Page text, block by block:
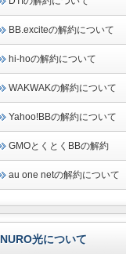
BB.exciteの解約について
hi-hoの解約について
WAKWAKの解約について
Yahoo!BBの解約について
GMOとくとくBBの解約
au one netの解約について
NURO光について